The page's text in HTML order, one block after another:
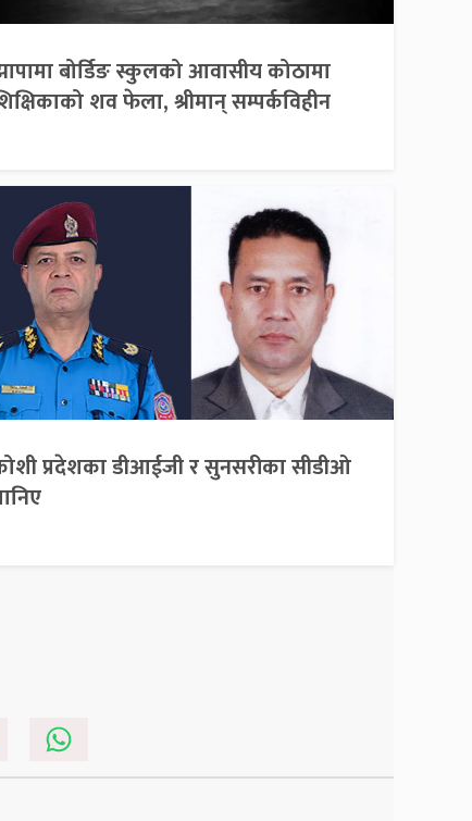
बोर्डिङ स्कुलको आवासीय कोठामा
शव फेला, श्रीमान् सम्पर्कविहीन
प्रदेशका डीआईजी र सुनसरीका सीडीओ